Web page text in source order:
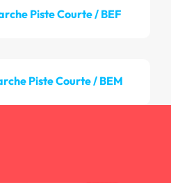
Piste Courte / BEF
Piste Courte / BEM